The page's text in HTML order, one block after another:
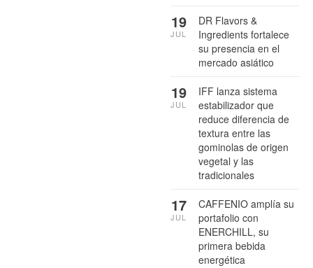
DR Flavors &
Ingredients fortalece
su presencia en el
mercado asiático
19
JUL
IFF lanza sistema
estabilizador que
reduce diferencia de
textura entre las
gominolas de origen
vegetal y las
tradicionales
19
JUL
CAFFENIO amplía su
portafolio con
ENERCHILL, su
primera bebida
energética
17
JUL